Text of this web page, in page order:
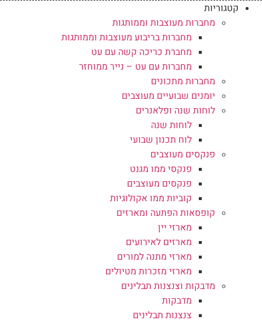
קטגוריות
מחברות מעוצבות וממותגות
מחברות בריבוע מעוצבות וממותגות
מחברת כריכה קשה עם עט
מחברות עם עט – נייר ממוחזר
מחברות מתכונים
יומנים שבועיים מעוצבים
לוחות שנה ופלאנרים
לוחות שנה
לוח תכנון שבועי
פנקסים מעוצבים
פנקסי ממו מגנט
פנקסים מעוצבים
קוביות ממו אקולוגיות
קופסאות הפתעה ומארזים
מארזי יין
מארזים לאירועים
מארזי מתנה למורים
מארזי מזכרות מטיולים
מדבקות וצנצנות תבלינים
מדבקות
צנצנות תבלינים